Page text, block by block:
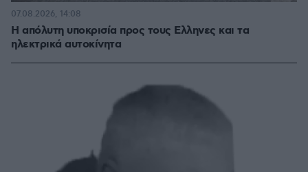
Η απόλυτη υποκρισία προς τους Ελληνες και τα
ηλεκτρικά αυτοκίνητα
07.08.2026, 14:08